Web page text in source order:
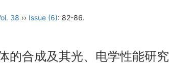
38 ›› Issue (6): 82-86.
的合成及其光、电学性能研究